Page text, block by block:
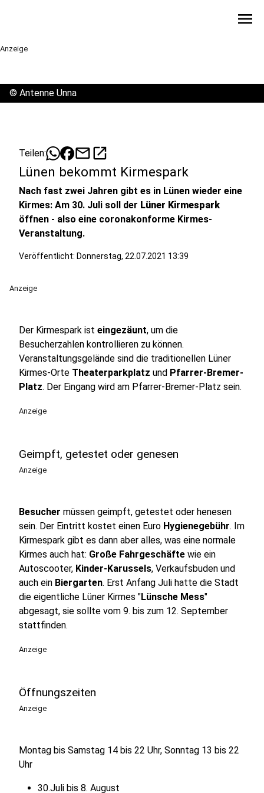
menu
Anzeige
© Antenne Unna
Teilen: mailopen_in_new
Lünen bekommt Kirmespark
Nach fast zwei Jahren gibt es in Lünen wieder eine
Kirmes: Am 30. Juli soll der Lüner Kirmespark
öffnen - also eine coronakonforme Kirmes-
Veranstaltung.
Veröffentlicht: Donnerstag, 22.07.2021 13:39
Anzeige
Der Kirmespark ist eingezäunt, um die
Besucherzahlen kontrollieren zu können.
Veranstaltungsgelände sind die traditionellen Lüner
Kirmes-Orte Theaterparkplatz und Pfarrer-Bremer-
Platz. Der Eingang wird am Pfarrer-Bremer-Platz sein.
Anzeige
Geimpft, getestet oder genesen
Anzeige
Besucher müssen geimpft, getestet oder henesen
sein. Der Eintritt kostet einen Euro Hygienegebühr. Im
Kirmespark gibt es dann aber alles, was eine normale
Kirmes auch hat: Große Fahrgeschäfte wie ein
Autoscooter, Kinder-Karussels, Verkaufsbuden und
auch ein Biergarten. Erst Anfang Juli hatte die Stadt
die eigentliche Lüner Kirmes "Lünsche Mess"
abgesagt, sie sollte vom 9. bis zum 12. September
stattfinden.
Anzeige
Öffnungszeiten
Anzeige
Montag bis Samstag 14 bis 22 Uhr, Sonntag 13 bis 22
Uhr
30.Juli bis 8. August